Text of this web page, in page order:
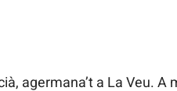
agermana’t a La Veu.